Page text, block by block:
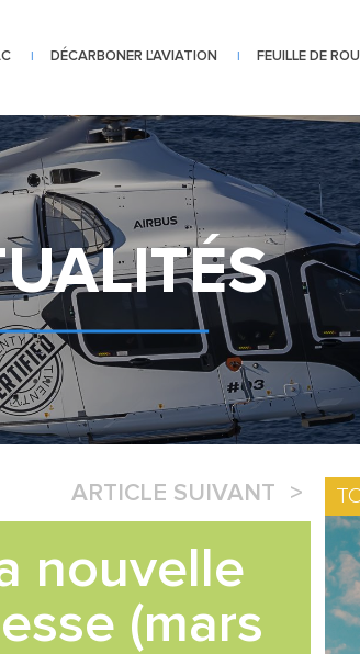
DÉCARBONER L’AVIATION FEUILLE DE
ARTICLE SUIVANT
nouvelle
(mars